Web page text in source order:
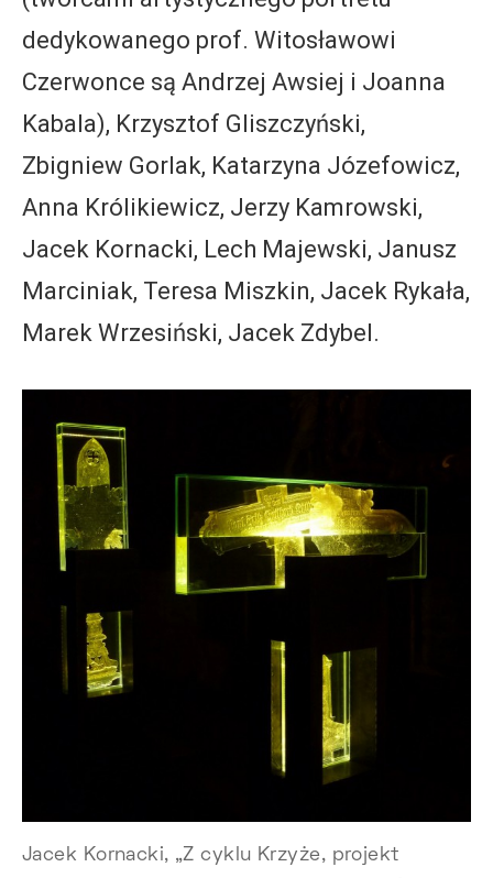
dedykowanego prof. Witosławowi
Czerwonce są Andrzej Awsiej i Joanna
Kabala), Krzysztof Gliszczyński,
Zbigniew Gorlak, Katarzyna Józefowicz,
Anna Królikiewicz, Jerzy Kamrowski,
Jacek Kornacki, Lech Majewski, Janusz
Marciniak, Teresa Miszkin, Jacek Rykała,
Marek Wrzesiński, Jacek Zdybel.
Jacek Kornacki, „Z cyklu Krzyże, projekt